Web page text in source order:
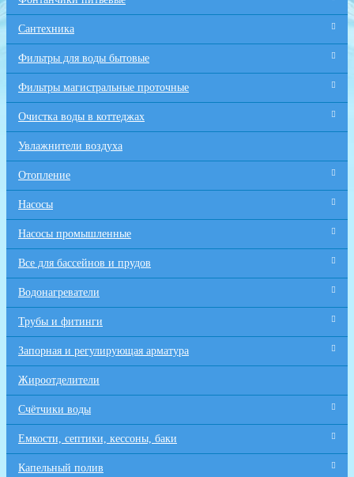
Сантехника
Фильтры для воды бытовые
Фильтры магистральные проточные
Очистка воды в коттеджах
Увлажнители воздуха
Отопление
Насосы
Насосы промышленные
Все для бaссейнов и прудов
Водонагреватели
Трубы и фитинги
Запорная и регулирующая арматура
Жироотделители
Счётчики воды
Емкости, септики, кессоны, баки
Капельный полив